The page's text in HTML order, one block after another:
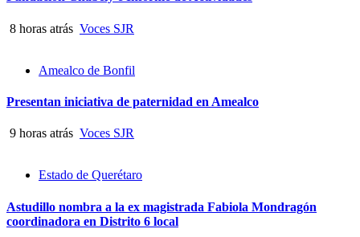
8 horas atrás Voces SJR
Amealco de Bonfil
Presentan iniciativa de paternidad en Amealco
9 horas atrás Voces SJR
Estado de Querétaro
Astudillo nombra a la ex magistrada Fabiola Mondragón
coordinadora en Distrito 6 local